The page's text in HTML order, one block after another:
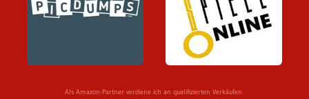
Als Amazon-Partner verdiene ich an qualifizierten Verkäufen.